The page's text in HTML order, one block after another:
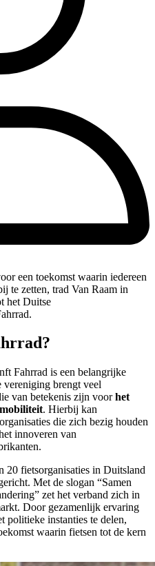
een toekomst waarin iedereen
te zetten, trad Van Raam in
het Duitse
Fahrrad is een belangrijke
brengt veel
van betekenis zijn voorhet
. Hierbij kan
die zich bezig houden
innoveren van
20 fietsorganisaties in Duitsland
Met de slogan “Samen
zet het verband zich in
Door gezamenlijk ervaring
politieke instanties te delen,
waarin fietsen tot de kern